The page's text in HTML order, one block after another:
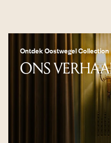
Ontdek Oostwegel Collection
ONS